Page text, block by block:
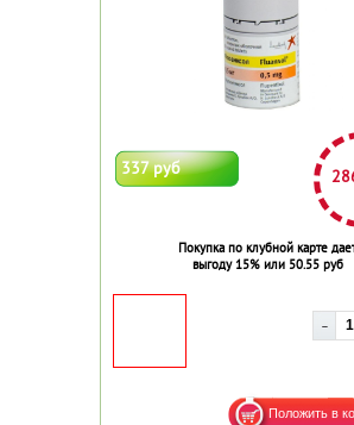
337 руб
Покупка по клубной карте
выгоду 15% или 50.55 руб